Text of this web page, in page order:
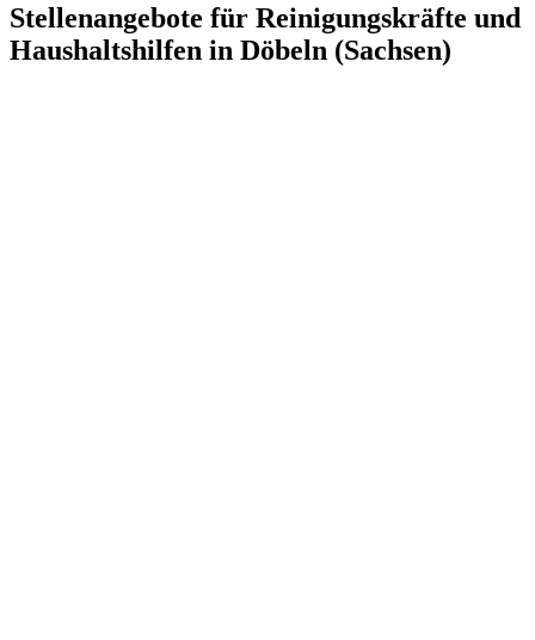
Stellenangebote für Reinigungskräfte und
Haushaltshilfen in Döbeln (Sachsen)